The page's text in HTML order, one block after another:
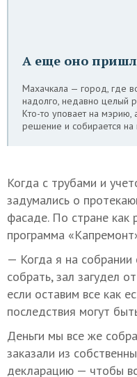
А еще оно
Махачкала — город, где
надолго, недавно целый
Кто-то уповает на
решение и собирается на
Когда с трубами и
задумались о
фасаде. По стране как
программа
— Когда я на собрании
собрать, зал загудел
если оставим все как
последствия могут
Деньги мы все же
заказали из
декларацию — чтобы